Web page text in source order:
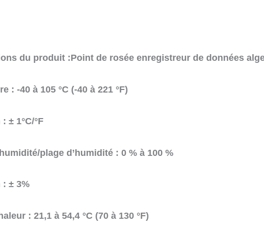
du produit :Point de rosée enregistreur de données
: -40 à 105 °C (-40 à 221 °F)
± 1°C/°F
plage d’humidité : 0 % à 100 %
± 3%
: 21,1 à 54,4 °C (70 à 130 °F)